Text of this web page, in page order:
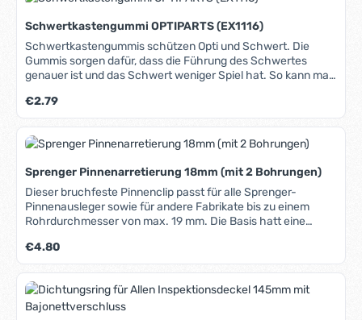
Schwertkastengummi OPTIPARTS (EX1116)
Schwertkastengummis schützen Opti und Schwert. Die
Gummis sorgen dafür, dass die Führung des Schwertes
genauer ist und das Schwert weniger Spiel hat. So kann man
Opti 4 Gummis verbaut (2 oben, 2 unten). Lieferumfang: 1
Stück Farbe: weiß
Regulärer Preis:
€2.79
Sprenger Pinnenarretierung 18mm (mit 2 Bohrungen)
Dieser bruchfeste Pinnenclip passt für alle Sprenger-
Pinnenausleger sowie für andere Fabrikate bis zu einem
Rohrdurchmesser von max. 19 mm. Die Basis hatt eine
Längsrichtung der Pinne, sodass der Clip auch auf sehr
schmalen Pinnen montiert werden kann. Bruchfestes und
uv-beständiges Nylonmaterial.
Regulärer Preis:
€4.80